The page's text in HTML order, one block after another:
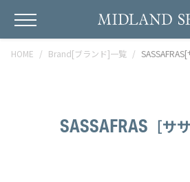
HOME Brand[ブランド]一覧
SASSAFRAS ［サ